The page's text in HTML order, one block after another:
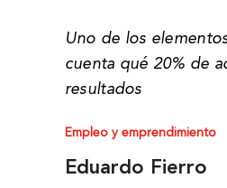
Uno de los
cuenta qué 20% de
resultados
Empleo y emprendimiento
Eduardo Fierro